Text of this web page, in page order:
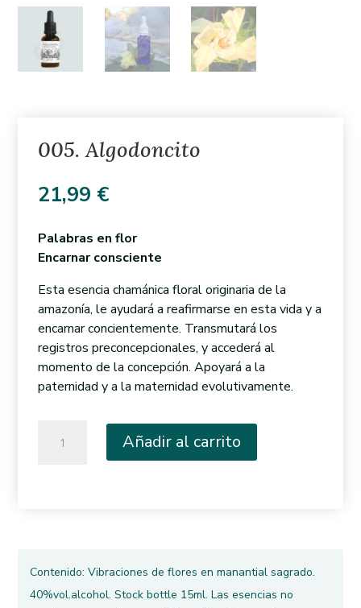
005. Algodoncito
21,99 €
Palabras en flor
Encarnar consciente
Esta esencia chamánica floral originaria de la
amazonía, le ayudará a reafirmarse en esta vida y a
encarnar concientemente. Transmutará los
registros preconcepcionales, y accederá al
momento de la concepción. Apoyará a la
paternidad y a la maternidad evolutivamente.
Algodoncito
Añadir al carrito
Contenido: Vibraciones de flores en manantial sagrado.
40%vol.alcohol. Stock bottle 15ml. Las esencias no